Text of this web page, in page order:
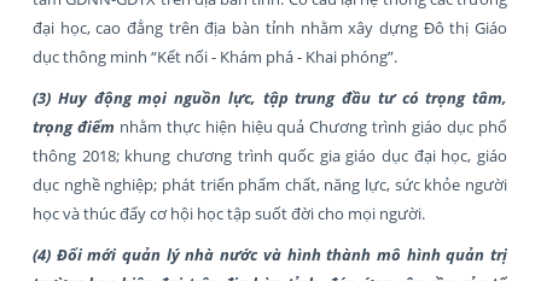
đại học, cao đẳng trên địa bàn tỉnh nhằm xây dựng Đô thị Giáo
dục thông minh “Kết nối - Khám phá - Khai phóng”.
(3) Huy động mọi nguồn lực, tập trung đầu tư có trọng tâm,
trọng điểm nhằm thực hiện hiệu quả Chương trình giáo dục phổ
thông 2018; khung chương trình quốc gia giáo dục đại học, giáo
dục nghề nghiệp; phát triển phẩm chất, năng lực, sức khỏe người
học và thúc đẩy cơ hội học tập suốt đời cho mọi người.
(4) Đổi mới quản lý nhà nước và hình thành mô hình quản trị